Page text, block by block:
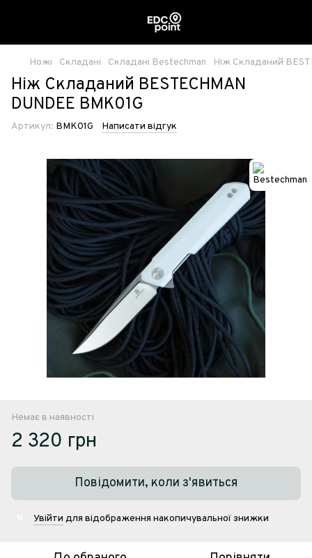
Ножі Складані Складані Bestechman Ніж Складаний
Ніж Складаний BESTECHMAN
DUNDEE BMK01G
Артикул: BMK01G Написати відгук
Немає в наявності
2 320 грн
Повідомити, коли з'явиться
Увійти для відображення накопичувальної знижки